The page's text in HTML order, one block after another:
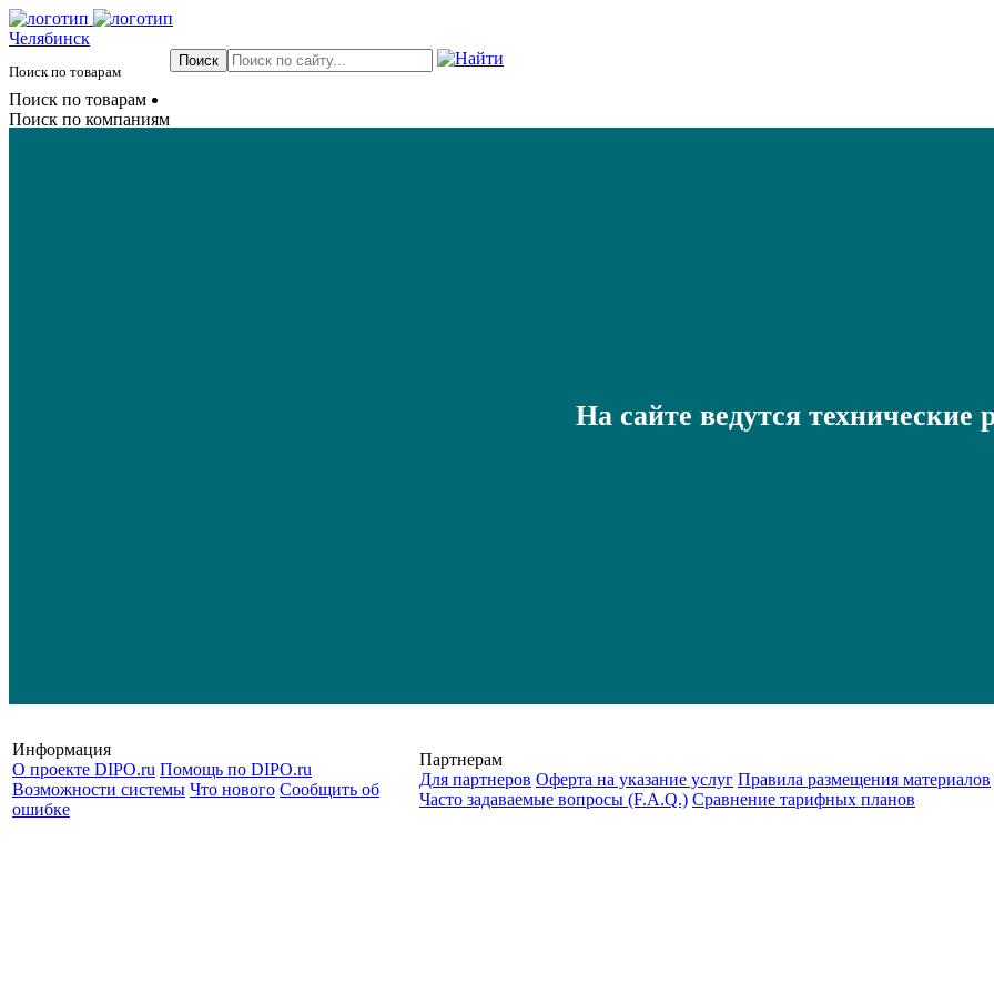
Челябинск
Поиск по товарам
Поиск по товарам
Поиск по компаниям
На сайте ведутся технические
Информация
О проекте DIPO.ru Помощь по DIPO.ru
Возможности системы Что нового Сообщить об
ошибке
Партнерам
Для партнеров Оферта на указание услуг Правила размещения материалов
Часто задаваемые вопросы (F.A.Q.) Cравнение тарифных планов